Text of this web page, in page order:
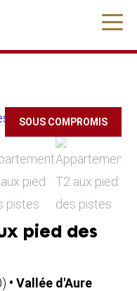
SOUS COMPROMIS
pied des
• Vallée d'Aure